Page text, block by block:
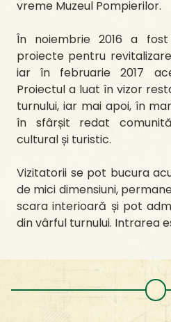
vreme Muzeul Pompierilor.
În noiembrie 2016 a
proiecte pentru
iar în februarie 2017
Proiectul a luat în vizor
turnului, iar mai apoi, în
în sfârșit redat
cultural și turistic.
Vizitatorii se pot bucura
de mici dimensiuni,
scara interioară și pot
din vârful turnului. Intrarea